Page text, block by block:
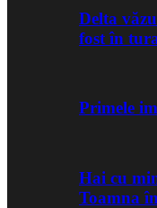
Delta
fost în
Primele
Hai cu
Toamna